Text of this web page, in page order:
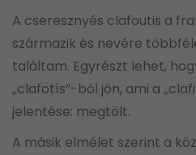
A cseresznyés clafoutis a
származik és nevére
találtam. Egyrészt lehet,
„clafotís”-ból jön, ami a
jelentése: megtölt.
A másik elmélet szerint a